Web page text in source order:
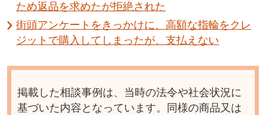
ため返品を求めたが拒絶された
街頭アンケートをきっかけに、高額な指輪をクレ
ジットで購入してしまったが、支払えない
掲載した相談事例は、当時の法令や社会状況に
基づいた内容となっています。同様の商品又は